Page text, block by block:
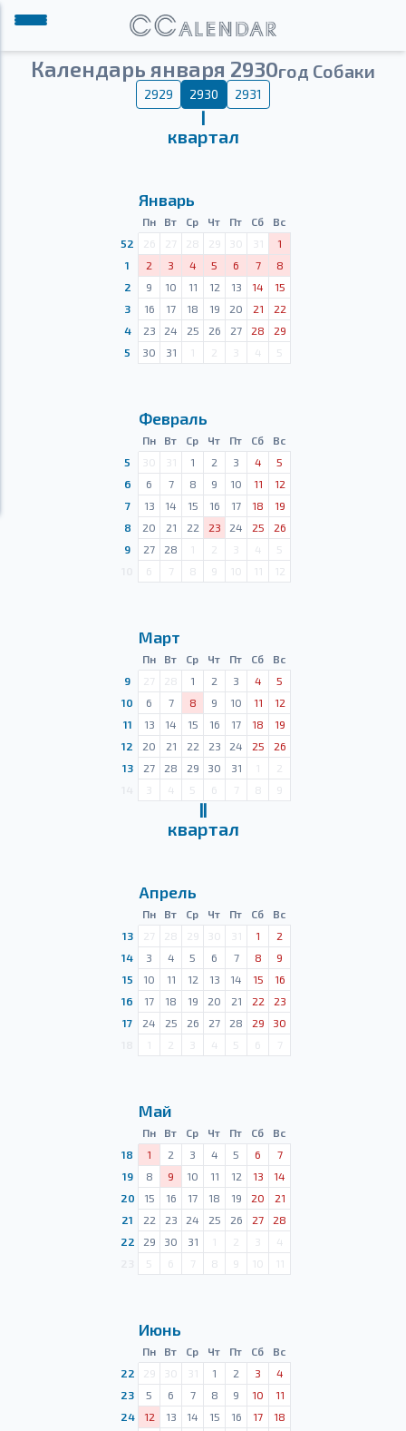
Календарь января 2930год Собаки
2929 2930 2931
Ⅰ
квартал
Январь
Пн Вт Ср Чт Пт Сб
Вс
52
26 27 28 29 30 31
1
1
2 3 4 5 6 7
8
2
9 10 11 12 13 14
15
3
16 17 18 19 20 21
22
4
23 24 25 26 27 28
29
5
30 31 1 2 3 4 5
Февраль
Пн Вт Ср Чт Пт Сб
Вс
5
30 31 1 2 3 4
5
6
6 7 8 9 10 11
12
7
13 14 15 16 17 18
19
8
20 21 22 23 24 25
26
9
27 28 1 2 3 4
5
6 7 8 9 10 11 12
Март
Пн Вт Ср Чт Пт Сб
Вс
9
27 28 1 2 3 4
5
10
6 7 8 9 10 11
12
11
13 14 15 16 17 18
19
12
20 21 22 23 24 25
26
13
27 28 29 30 31 1
2
3 4 5 6 7 8 9
Ⅱ
квартал
Апрель
Пн Вт Ср Чт Пт Сб
Вс
13
27 28 29 30 31 1
2
14
3 4 5 6 7 8
9
15
10 11 12 13 14 15
16
16
17 18 19 20 21 22
23
17
24 25 26 27 28 29
30
1 2 3 4 5 6 7
Май
Пн Вт Ср Чт Пт Сб
Вс
18
1 2 3 4 5 6
7
19
8 9 10 11 12 13
14
20
15 16 17 18 19 20
21
21
22 23 24 25 26 27
28
22
29 30 31 1 2 3
4
5 6 7 8 9 10 11
Июнь
Пн Вт Ср Чт Пт Сб
Вс
22
29 30 31 1 2 3
4
23
5 6 7 8 9 10
11
24
12 13 14 15 16 17
18